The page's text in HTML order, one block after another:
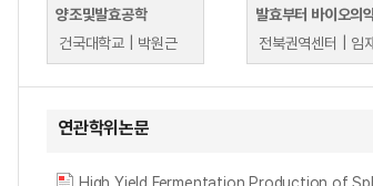
양조및발효공학
건국대학교 | 박원근
전북권역센터 | 임
연관학위논문